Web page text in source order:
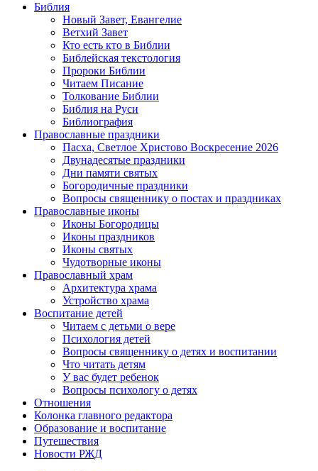
Библия
Новый Завет, Евангелие
Ветхий Завет
Кто есть кто в Библии
Библейская текстология
Пророки Библии
Читаем Писание
Толкование Библии
Библия на Руси
Библиография
Православные праздники
Пасха, Светлое Христово Воскресение 2026
Двунадесятые праздники
Дни памяти святых
Богородичные праздники
Вопросы священнику о постах и праздниках
Православные иконы
Иконы Богородицы
Иконы праздников
Иконы святых
Чудотворные иконы
Православный храм
Архитектура храма
Устройство храма
Воспитание детей
Читаем с детьми о вере
Психология детей
Вопросы священнику о детях и воспитании
Что читать детям
У вас будет ребенок
Вопросы психологу о детях
Отношения
Колонка главного редактора
Образование и воспитание
Путешествия
Новости РЖД